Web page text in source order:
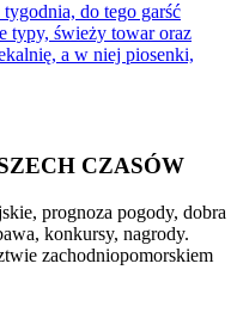
do tego garść
typy, świeży towar oraz
a w niej piosenki,
CZASÓW
prognoza pogody, dobra
konkursy, nagrody.
zachodniopomorskiem